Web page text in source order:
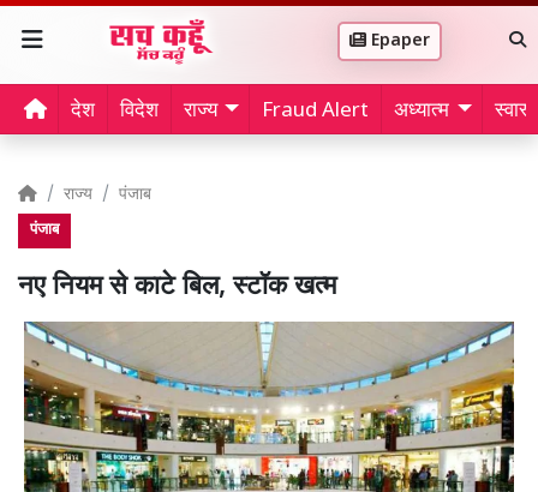
Epaper
देश विदेश राज्य Fraud Alert अध्यात्म
राज्य पंजाब
पंजाब
नए नियम से काटे बिल, स्टॉक खत्म